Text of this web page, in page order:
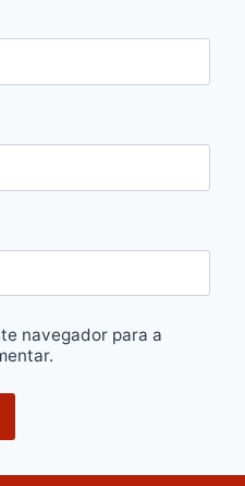
navegador para a